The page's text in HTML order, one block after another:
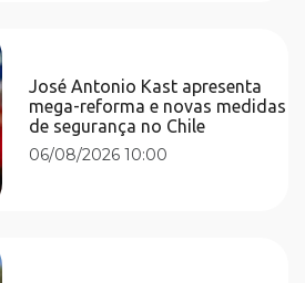
José Antonio Kast apresenta
mega-reforma e novas medidas
de segurança no Chile
06/08/2026 10:00